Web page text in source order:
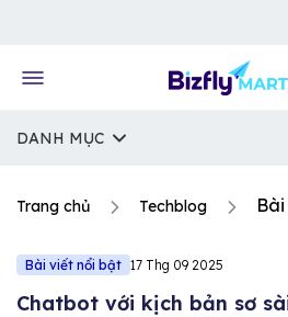
DANH MỤC
Trang chủ Techblog
Bài viết nổi bật 17 Thg 09 2025
Chatbot với kịch bản sơ